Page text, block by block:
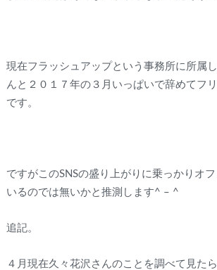
現在フラッシュアップという事務所に所属
んと２０１７年の３月いっぱいで辞めてフ
です。
ですがこのSNSの盛り上がりに乗っかりオ
いるのでは無いかと推測します^ – ^
追記。
４月現在久々花沢さんのことを調べて見たら